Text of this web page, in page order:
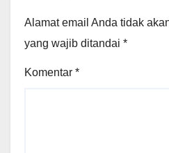
Alamat email Anda tidak
yang wajib ditandai *
Komentar *